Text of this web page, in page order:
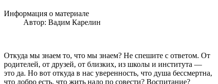
Информация о материале
Автор: Вадим Карелин
Откуда мы знаем то, что мы знаем? Не спешите с ответом. От
родителей, от друзей, от близких, из школы и института —
это да. Но вот откуда в нас уверенность, что душа бессмертна,
что добро есть, что жить надо по совести? Воспитание?